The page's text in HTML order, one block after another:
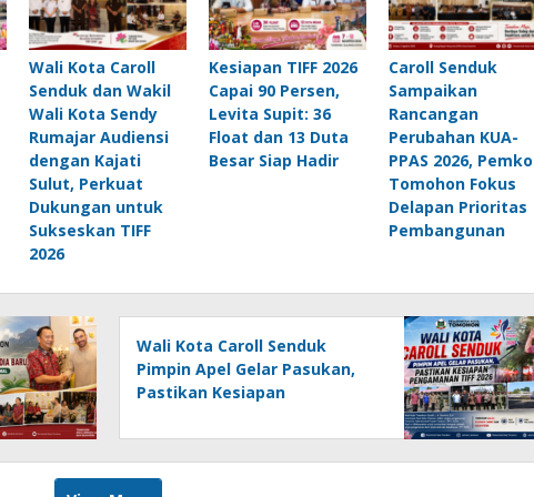
Wali Kota Caroll
Senduk dan Wakil
Wali Kota Sendy
Rumajar Audiensi
dengan Kajati
Sulut, Perkuat
Dukungan untuk
Sukseskan TIFF
2026
Kesiapan TIFF 2026
Capai 90 Persen,
Levita Supit: 36
Float dan 13 Duta
Besar Siap Hadir
Caroll Senduk
Sampaikan
Rancangan
Perubahan KUA-
PPAS 2026,
Tomohon Fokus
Delapan Prioritas
Pembangunan
Wali Kota Caroll Senduk
Pimpin Apel Gelar Pasukan,
Pastikan Kesiapan